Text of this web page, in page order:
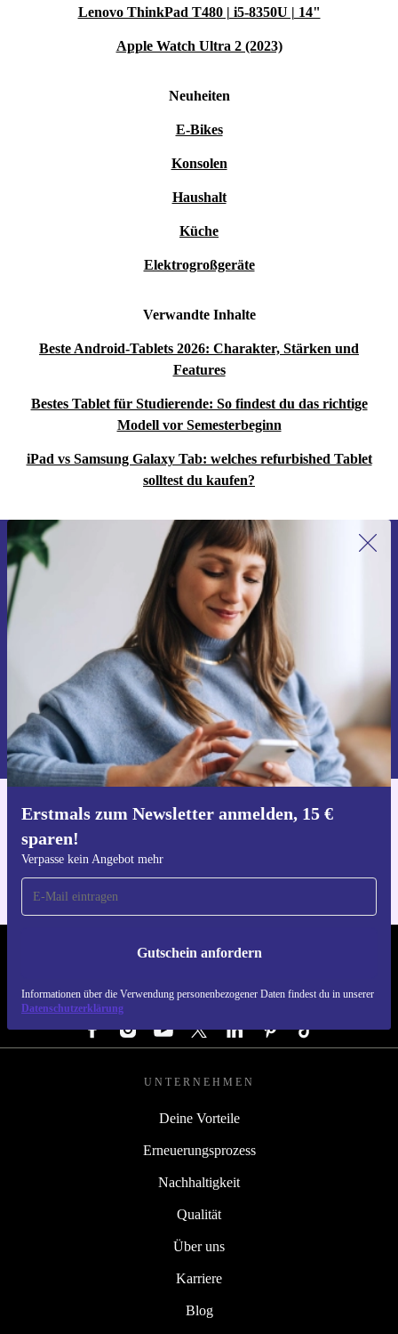
Lenovo ThinkPad T480 | i5-8350U | 14"
Apple Watch Ultra 2 (2023)
Neuheiten
E-Bikes
Konsolen
Haushalt
Küche
Elektrogroßgeräte
Verwandte Inhalte
Beste Android-Tablets 2026: Charakter, Stärken und
Features
Bestes Tablet für Studierende: So findest du das richtige
Modell vor Semesterbeginn
iPad vs Samsung Galaxy Tab: welches refurbished Tablet
solltest du kaufen?
Erstmals zum Newsletter anmelden, 15 €
sparen!
Verpasse kein Angebot mehr
Gutschein anfordern
Informationen über die Verwendung personenbezogener Daten findest du in unserer
Datenschutzerklärung
Erstmals zum Newsletter anmelden,
15 € sparen!
Verpasse kein Angebot mehr.
Gutschein anfordern
Informationen über die Verwendung personenbezogener Daten findest
du in unserer
Datenschutzerklärung.
Hol dir die refurbed-App
REFURBED ÖSTERREICH - RETHINK NEW.
FOLGE UNS
UNTERNEHMEN
Deine Vorteile
Erneuerungsprozess
Nachhaltigkeit
Qualität
Über uns
Karriere
Blog